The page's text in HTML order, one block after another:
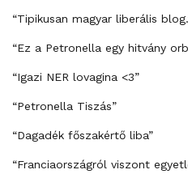
“Tipikusan magyar liberális
“Ez a Petronella egy hitvány
“Igazi NER lovagina <3”
“Petronella Tiszás”
“Dagadék főszakértő liba”
“Franciaországról viszont